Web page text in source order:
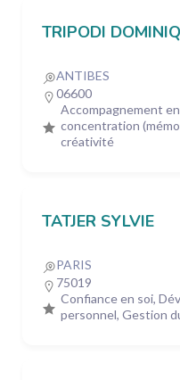
TRIPODI
ANTIBES
06600
Accompagnement
concentration
créativité
TATJER SYLVIE
PARIS
75019
Confiance en soi,
personnel, Gestion